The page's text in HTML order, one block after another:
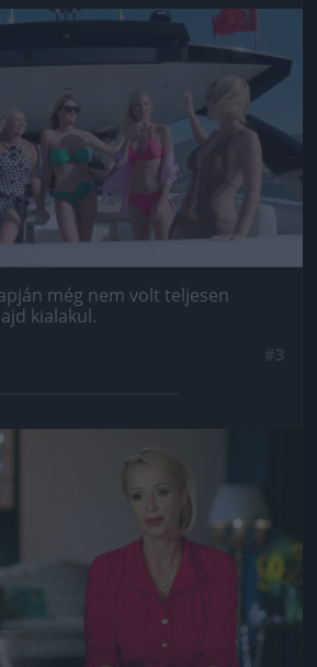
Jön még kép!
még nem volt teljesen
kialakul.
még kép!